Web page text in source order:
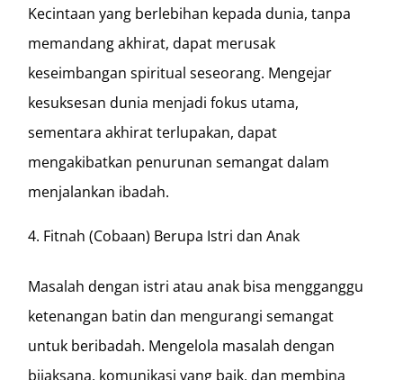
Kecintaan yang berlebihan kepada dunia, tanpa
memandang akhirat, dapat merusak
keseimbangan spiritual seseorang. Mengejar
kesuksesan dunia menjadi fokus utama,
sementara akhirat terlupakan, dapat
mengakibatkan penurunan semangat dalam
menjalankan ibadah.
Fitnah (Cobaan) Berupa Istri dan Anak
Masalah dengan istri atau anak bisa mengganggu
ketenangan batin dan mengurangi semangat
untuk beribadah. Mengelola masalah dengan
bijaksana, komunikasi yang baik, dan membina